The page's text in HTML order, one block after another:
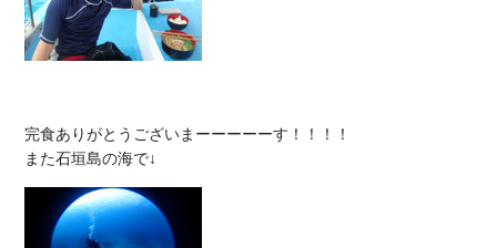
完食ありがとうございまーーーーーす！！！！